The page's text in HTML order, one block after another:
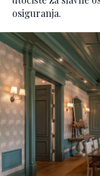
osiguranja.